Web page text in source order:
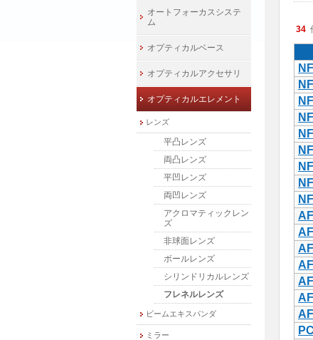
34
オートフォーカスシステ
ム
オプティカルベース
オプティカルアクセサリ
オプティカルエレメント
レンズ
平凸レンズ
両凸レンズ
平凹レンズ
両凹レンズ
アクロマティックレン
ズ
非球面レンズ
ボールレンズ
シリンドリカルレンズ
フレネルレンズ
ビームエキスパンダ
ミラー